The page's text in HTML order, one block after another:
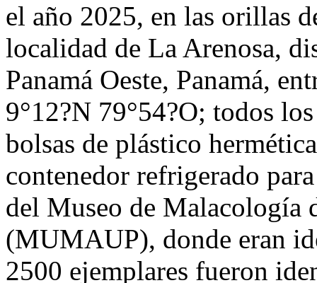
el año 2025, en las orillas
localidad de La Arenosa,
Panamá Oeste, Panamá,
9°12?N 79°54?O; todos
bolsas de plástico
contenedor refrigerado
del Museo de Malacología
(MUMAUP), donde eran
2500 ejemplares fueron